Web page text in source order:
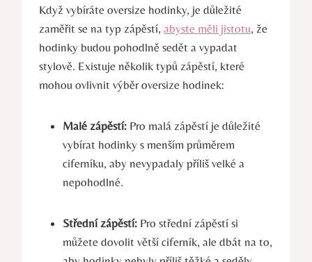
Když vybíráte oversize hodinky, je důležité
zaměřit se na typ zápěstí, abyste měli jistotu, že
hodinky budou pohodlně sedět a vypadat
stylově. Existuje několik typů zápěstí, které
mohou ovlivnit výběr oversize hodinek:
Malé zápěstí: Pro malá zápěstí je důležité
vybírat hodinky s menším průměrem
ciferníku, aby nevypadaly příliš velké a
nepohodlné.
Střední zápěstí: Pro střední zápěstí si
můžete dovolit větší ciferník, ale dbát na to,